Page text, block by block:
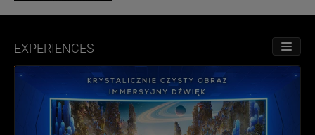
EXPERIENCES